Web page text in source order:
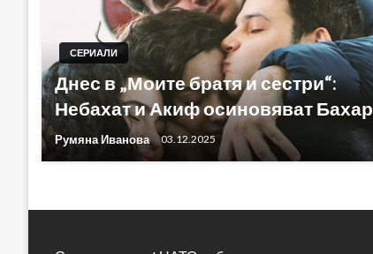
СЕРИАЛИ
Днес в „Моите братя и сестри“:
Небахат и Акиф осиновяват Бахар
Румяна Иванова 03.12.2025